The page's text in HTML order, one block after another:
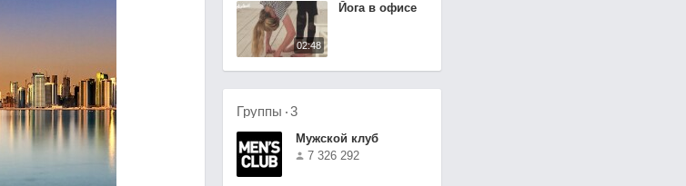
02:48
Йога в офисе
Группы 3
Мужской клуб
7 326 292